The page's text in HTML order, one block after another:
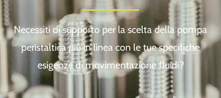
Necessiti di supporto per la scelta della pompa
peristaltica più in linea con le tue specifiche
esigenze di movimentazione fluidi?